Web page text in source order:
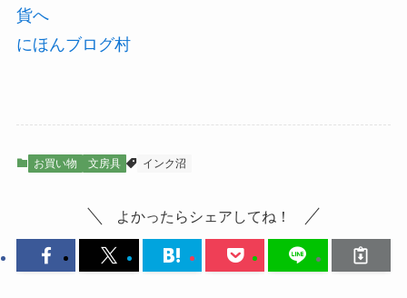
にほんブログ村
お買い物 文房具 インク沼
よかったらシェアしてね！